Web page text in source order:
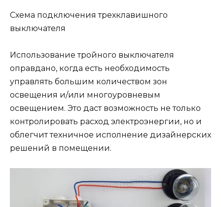
Схема подключения трехклавишного
выключателя
Использование тройного выключателя
оправдано, когда есть необходимость
управлять большим количеством зон
освещения и/или многоуровневым
освещением. Это даст возможность не только
контролировать расход электроэнергии, но и
облегчит техничное исполнение дизайнерских
решений в помещении.